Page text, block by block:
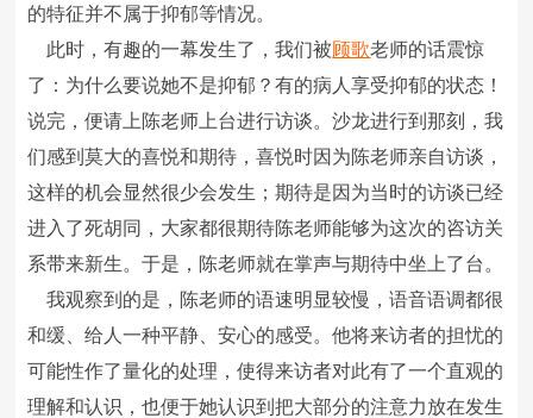
的特征并不属于抑郁等情况。
此时，有趣的一幕发生了，我们被顾歌老师的话震惊
了：为什么要说她不是抑郁？有的病人享受抑郁的状态！
说完，便请上陈老师上台进行访谈。沙龙进行到那刻，我
们感到莫大的喜悦和期待，喜悦时因为陈老师亲自访谈，
这样的机会显然很少会发生；期待是因为当时的访谈已经
进入了死胡同，大家都很期待陈老师能够为这次的咨访关
系带来新生。于是，陈老师就在掌声与期待中坐上了台。
我观察到的是，陈老师的语速明显较慢，语音语调都很
和缓、给人一种平静、安心的感受。他将来访者的担忧的
可能性作了量化的处理，使得来访者对此有了一个直观的
理解和认识，也便于她认识到把大部分的注意力放在发生